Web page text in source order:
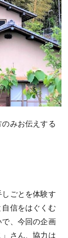
みお伝えする
しごとを体験す
信をはぐくむ
、今回の企画
さん、協力は